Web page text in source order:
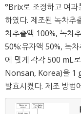
°Brix로 조정하고 여과
하였다. 제조된 녹차추
차추출액 100%, 녹차
50%:유자액 50%, 녹
에 맞게 각각 500 mL
Nonsan, Korea)을 1
발효시켰다. 제조 방법